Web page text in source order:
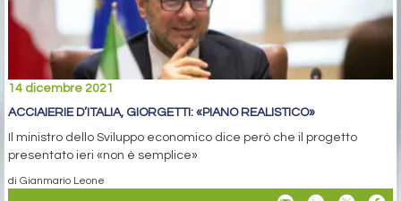
14 dicembre 2021
ACCIAIERIE D’ITALIA, GIORGETTI: «PIANO REALISTICO»
Il ministro dello Sviluppo economico dice però che il progetto
presentato ieri «non è semplice»
di Gianmario Leone